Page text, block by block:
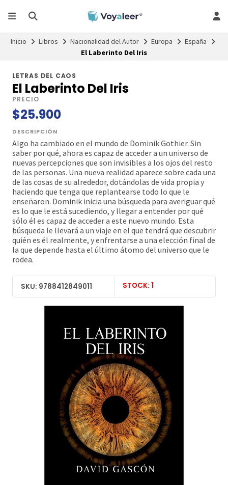
Inicio Libros Nacionalidad del Autor Europa
España
El Laberinto Del Iris
LETRAS DEL CAOS
El Laberinto Del Iris
PRECIO
$25.900
DESCRIPCIÓN
Algo ha cambiado en el mundo de Dominik Gothier. Sin
saber por qué, ahora es capaz de acceder a un universo de
nuevas percepciones que son invisibles a los ojos del resto
de las personas. Una nueva realidad aparece sobre cada una
de las cosas de su alrededor, dotándolas de vida propia y
haciendo que tenga que replantearse todo lo que le
enseñaron. Dominik inicia una búsqueda para averiguar qué
es lo que le está sucediendo, y llegar a entender por qué
sólo él es capaz de acceder a este nuevo mundo. Esta
búsqueda le llevará a un viaje en el que tendrá que descubrir
quién es él realmente, y enfrentarse a una elección final de
la que depende hasta el último átomo del universo que le
rodea.
SKU: 9788412849011 STOCK: 1